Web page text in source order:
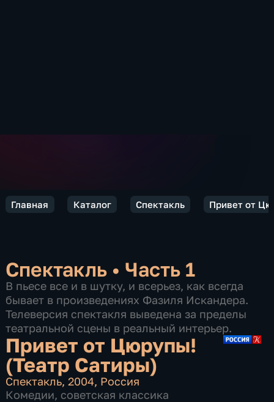
Главная Каталог Спектакль Привет от
Спектакль • Часть 1
В пьесе все и в шутку, и всерьез, как всегда
бывает в произведениях Фазиля Искандера.
Телеверсия спектакля выведена за пределы
театральной сцены в реальный интерьер.
Привет от Цюрупы!
(Театр Сатиры)
Спектакль,2004, Россия
Комедии, советская классика